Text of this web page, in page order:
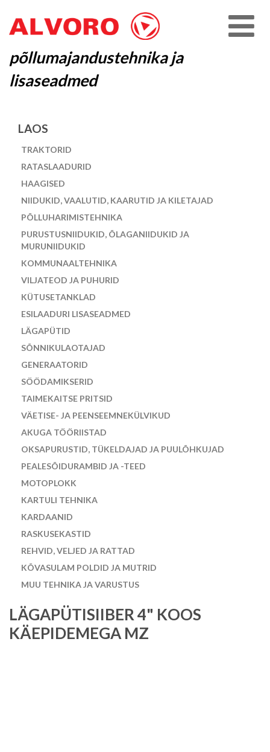
põllumajandustehnika ja
lisaseadmed
LAOS
TRAKTORID
RATASLAADURID
HAAGISED
NIIDUKID, VAALUTID, KAARUTID JA KILETAJAD
PÕLLUHARIMISTEHNIKA
PURUSTUSNIIDUKID, ÕLAGANIIDUKID JA
MURUNIIDUKID
KOMMUNAALTEHNIKA
VILJATEOD JA PUHURID
KÜTUSETANKLAD
ESILAADURI LISASEADMED
LÄGAPÜTID
SÕNNIKULAOTAJAD
GENERAATORID
SÖÖDAMIKSERID
TAIMEKAITSE PRITSID
VÄETISE- JA PEENSEEMNEKÜLVIKUD
AKUGA TÖÖRIISTAD
OKSAPURUSTID, TÜKELDAJAD JA PUULÕHKUJAD
PEALESÕIDURAMBID JA -TEED
MOTOPLOKK
KARTULI TEHNIKA
KARDAANID
RASKUSEKASTID
REHVID, VELJED JA RATTAD
KÕVASULAM POLDID JA MUTRID
MUU TEHNIKA JA VARUSTUS
LÄGAPÜTISIIBER 4" KOOS
KÄEPIDEMEGA MZ